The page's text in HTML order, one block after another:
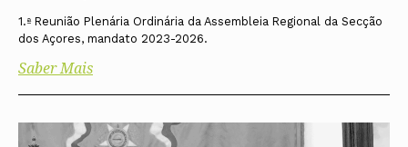
1.ª Reunião Plenária Ordinária da Assembleia Regional da Secção
dos Açores, mandato 2023-2026.
Saber Mais